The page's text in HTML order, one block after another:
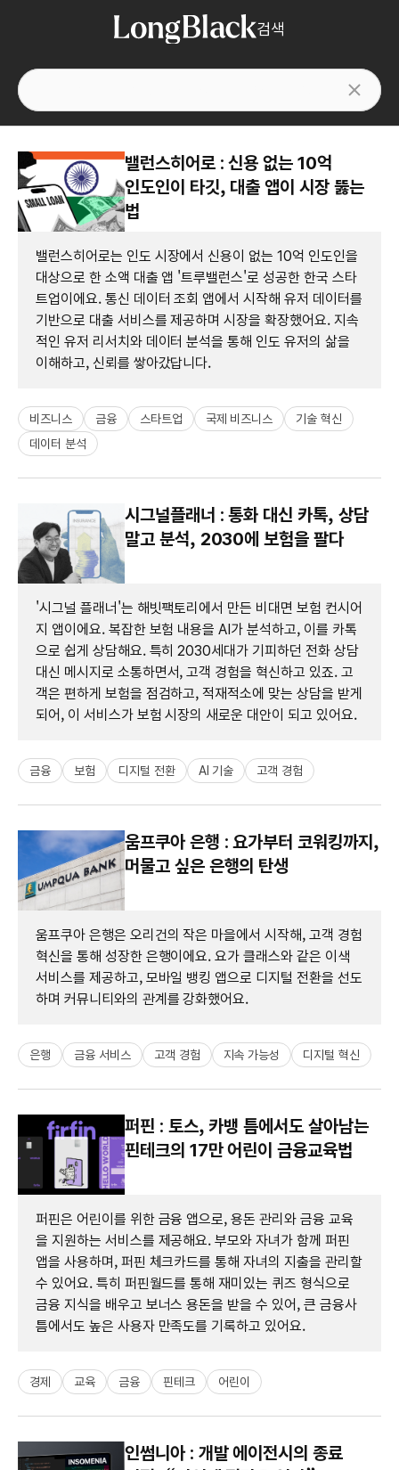
검색
밸런스히어로 : 신용 없는 10억
인도인이 타깃, 대출 앱이 시장 뚫는
법
밸런스히어로는 인도 시장에서 신용이 없는 10억 인도인을
대상으로 한 소액 대출 앱 '트루밸런스'로 성공한 한국 스타
트업이에요. 통신 데이터 조회 앱에서 시작해 유저 데이터를
기반으로 대출 서비스를 제공하며 시장을 확장했어요. 지속
적인 유저 리서치와 데이터 분석을 통해 인도 유저의 삶을
이해하고, 신뢰를 쌓아갔답니다.
비즈니스 금융 스타트업 국제 비즈니스
기술 혁신
데이터 분석
시그널플래너 : 통화 대신 카톡, 상담
말고 분석, 2030에 보험을 팔다
'시그널 플래너'는 해빗팩토리에서 만든 비대면 보험 컨시어
지 앱이에요. 복잡한 보험 내용을 AI가 분석하고, 이를 카톡
으로 쉽게 상담해요. 특히 2030세대가 기피하던 전화 상담
대신 메시지로 소통하면서, 고객 경험을 혁신하고 있죠. 고
객은 편하게 보험을 점검하고, 적재적소에 맞는 상담을 받게
되어, 이 서비스가 보험 시장의 새로운 대안이 되고 있어요.
금융 보험 디지털 전환 AI 기술 고객 경험
움프쿠아 은행 : 요가부터 코워킹까지,
머물고 싶은 은행의 탄생
움프쿠아 은행은 오리건의 작은 마을에서 시작해, 고객 경험
혁신을 통해 성장한 은행이에요. 요가 클래스와 같은 이색
서비스를 제공하고, 모바일 뱅킹 앱으로 디지털 전환을 선도
하며 커뮤니티와의 관계를 강화했어요.
은행 금융 서비스 고객 경험 지속 가능성 디지털 혁신
퍼핀 : 토스, 카뱅 틈에서도 살아남는
핀테크의 17만 어린이 금융교육법
퍼핀은 어린이를 위한 금융 앱으로, 용돈 관리와 금융 교육
을 지원하는 서비스를 제공해요. 부모와 자녀가 함께 퍼핀
앱을 사용하며, 퍼핀 체크카드를 통해 자녀의 지출을 관리할
수 있어요. 특히 퍼핀월드를 통해 재미있는 퀴즈 형식으로
금융 지식을 배우고 보너스 용돈을 받을 수 있어, 큰 금융사
틈에서도 높은 사용자 만족도를 기록하고 있어요.
경제 교육 금융 핀테크 어린이
인썸니아 : 개발 에이전시의 종료